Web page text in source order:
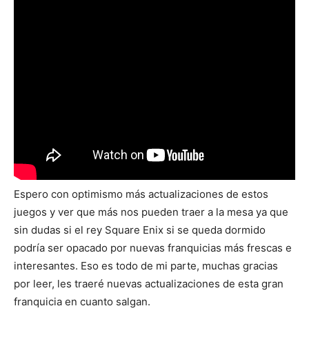
Espero con optimismo más actualizaciones de estos
juegos y ver que más nos pueden traer a la mesa ya que
sin dudas si el rey Square Enix si se queda dormido
podría ser opacado por nuevas franquicias más frescas e
interesantes. Eso es todo de mi parte, muchas gracias
por leer, les traeré nuevas actualizaciones de esta gran
franquicia en cuanto salgan.